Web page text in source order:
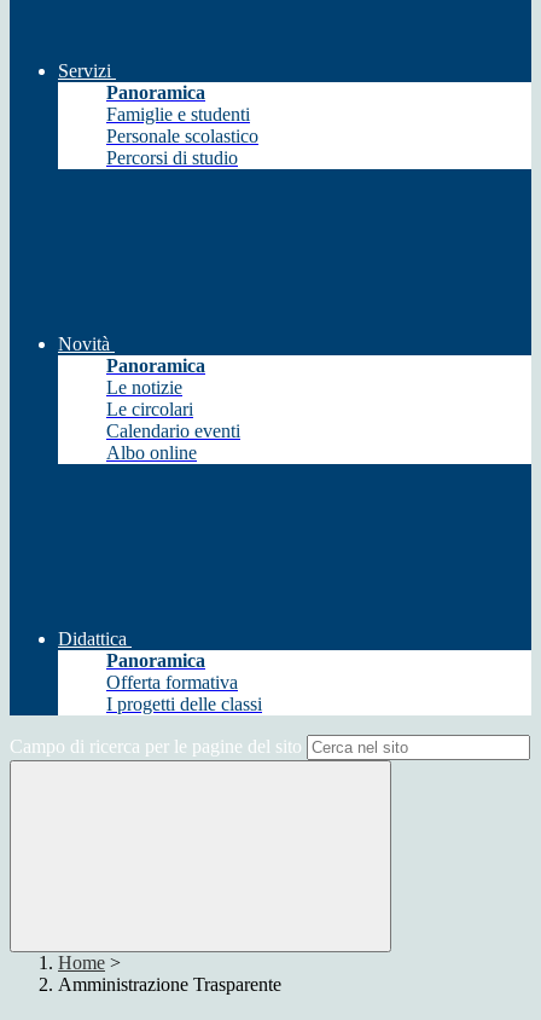
Servizi
Panoramica
Famiglie e studenti
Personale scolastico
Percorsi di studio
Novità
Panoramica
Le notizie
Le circolari
Calendario eventi
Albo online
Didattica
Panoramica
Offerta formativa
I progetti delle classi
Campo di ricerca per le pagine del sito
Home >
Amministrazione Trasparente